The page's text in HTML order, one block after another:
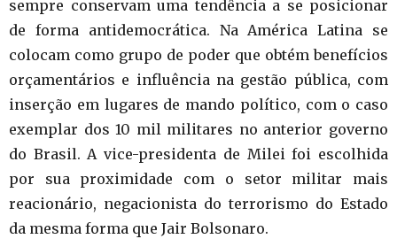
sempre conservam uma tendência a se posicionar
de forma antidemocrática. Na América Latina se
colocam como grupo de poder que obtém benefícios
orçamentários e influência na gestão pública, com
inserção em lugares de mando político, com o caso
exemplar dos 10 mil militares no anterior governo
do Brasil. A vice-presidenta de Milei foi escolhida
por sua proximidade com o setor militar mais
reacionário, negacionista do terrorismo do Estado
da mesma forma que Jair Bolsonaro.